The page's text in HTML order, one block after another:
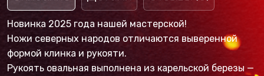
Новинка 2025 года нашей мастерской!
Ножи северных народов отличаются выверенной
формой клинка и рукояти.
Рукоять овальная выполнена из карельской березы —